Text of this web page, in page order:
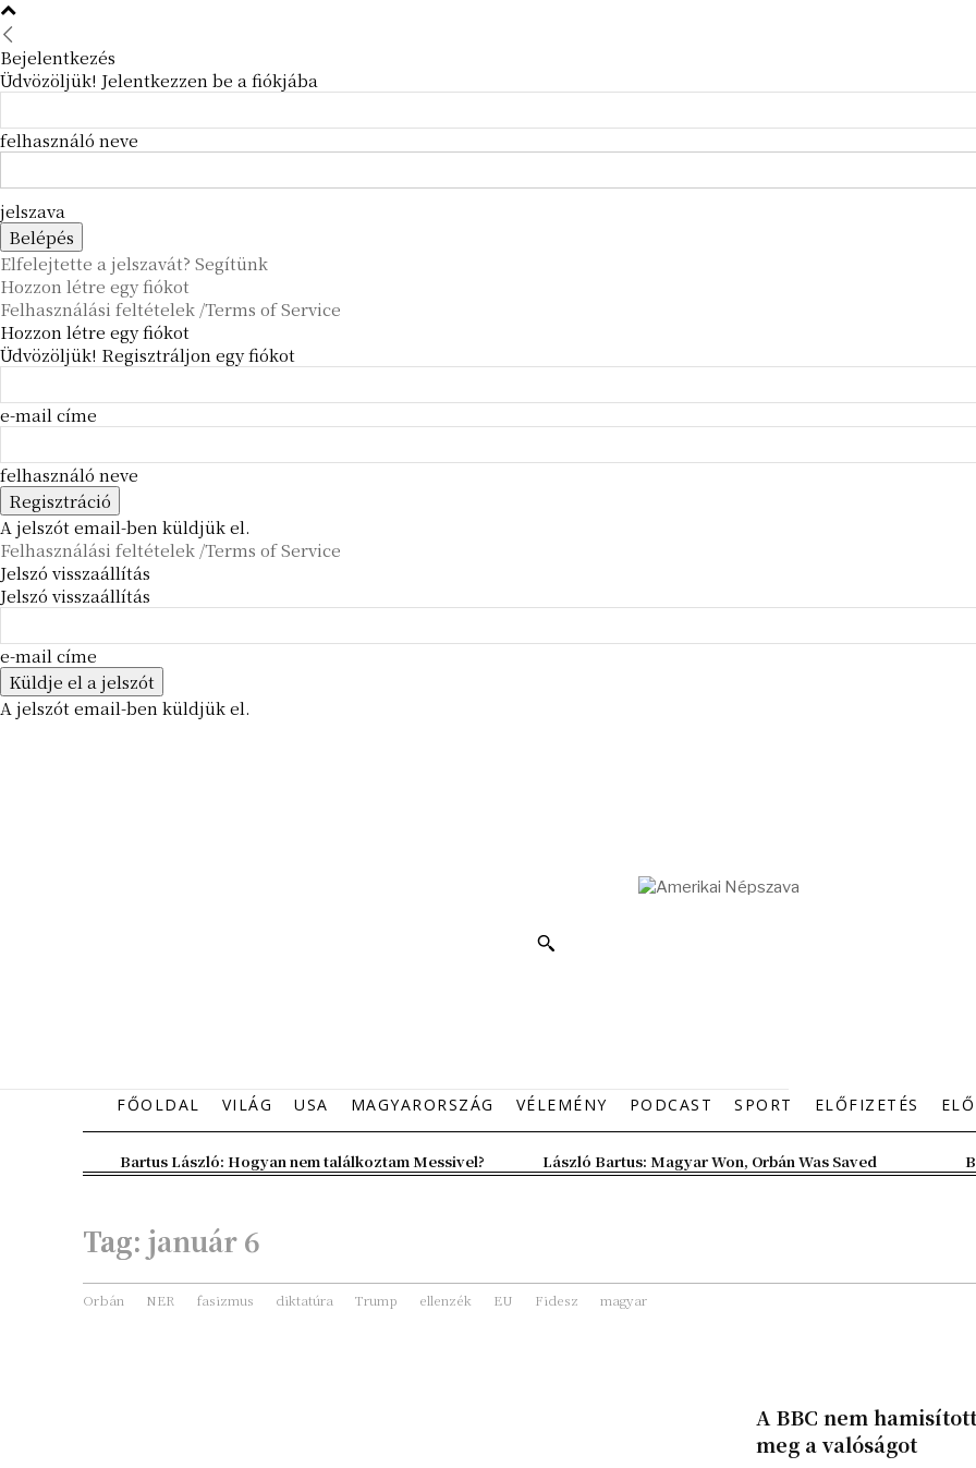
Bejelentkezés
Üdvözöljük! Jelentkezzen be a fiókjába
felhasználó neve
jelszava
Elfelejtette a jelszavát? Segítünk
Hozzon létre egy fiókot
Felhasználási feltételek /Terms of Service
Hozzon létre egy fiókot
Üdvözöljük! Regisztráljon egy fiókot
e-mail címe
felhasználó neve
A jelszót email-ben küldjük el.
Felhasználási feltételek /Terms of Service
Jelszó visszaállítás
Jelszó visszaállítás
e-mail címe
A jelszót email-ben küldjük el.
FŐOLDAL VILÁG USA MAGYARORSZÁG VÉLEMÉNY PODCAST SPORT ELŐFIZETÉS
Bartus László: Hogyan nem találkoztam Messivel? László Bartus: Magyar Won, Orbán Was Saved
Tag: január 6
Orbán NER fasizmus diktatúra Trump ellenzék EU Fidesz magyar
A BBC nem
meg a valóságot